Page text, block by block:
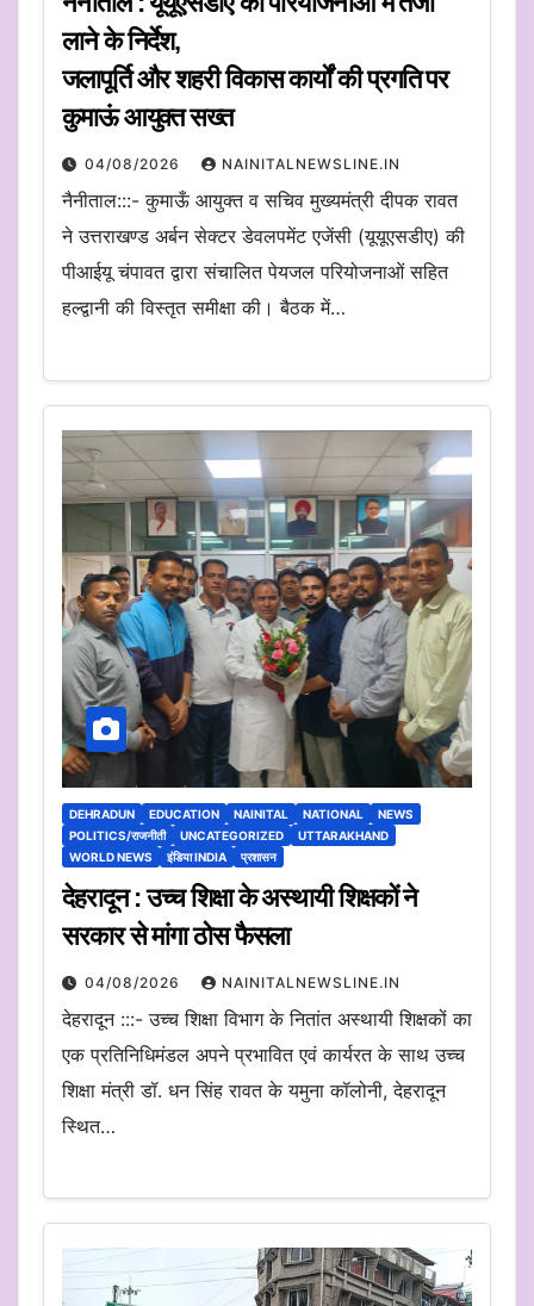
लाने के निर्देश,
जलापूर्ति और शहरी विकास कार्यों की प्रगति पर
कुमाऊं आयुक्त सख्त
04/08/2026 NAINITALNEWSLINE.IN
नैनीताल:::- कुमाऊँ आयुक्त व सचिव मुख्यमंत्री दीपक रावत
ने उत्तराखण्ड अर्बन सेक्टर डेवलपमेंट एजेंसी (यूयूएसडीए) की
पीआईयू चंपावत द्वारा संचालित पेयजल परियोजनाओं सहित
हल्द्वानी की विस्तृत समीक्षा की। बैठक में…
DEHRADUN EDUCATION NAINITAL NATIONAL
NEWS
POLITICS/राजनीती
UNCATEGORIZED
UTTARAKHAND
WORLD NEWS
इंडिया INDIA प्रशासन
देहरादून : उच्च शिक्षा के अस्थायी शिक्षकों ने
सरकार से मांगा ठोस फैसला
04/08/2026 NAINITALNEWSLINE.IN
देहरादून :::- उच्च शिक्षा विभाग के नितांत अस्थायी शिक्षकों का
एक प्रतिनिधिमंडल अपने प्रभावित एवं कार्यरत के साथ उच्च
शिक्षा मंत्री डॉ. धन सिंह रावत के यमुना कॉलोनी, देहरादून
स्थित…